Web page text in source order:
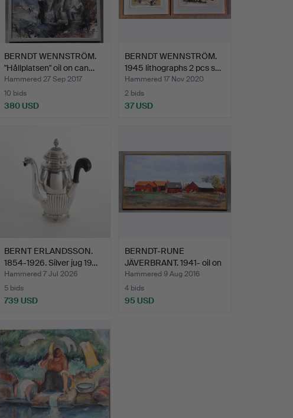
BERNDT WENNSTRÖM.
"Hållplatsen" oil on can…
Hammered 27 Sep 2017
10 bids
380 USD
BERNDT WENNSTRÖM.
1945 lithographs 2 pcs s…
Hammered 17 Nov 2020
2 bids
37 USD
BERNT ERLANDSSON.
1854-1926. Silver jug 19…
Hammered 7 Jul 2026
5 bids
739 USD
BERNDT-RUNE
JÄVERBRANT. 1941- oil on
canva…
Hammered 9 Aug 2016
4 bids
95 USD